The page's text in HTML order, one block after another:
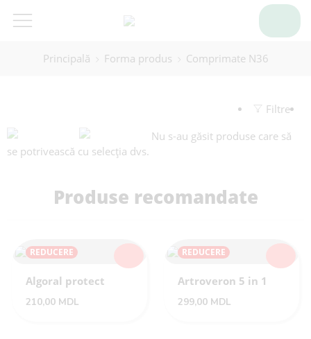
Principală Forma produs Comprimate N36
Filtre
Nu s-au găsit produse care să
se potrivească cu selecția dvs.
Produse recomandate
REDUCERE
Algoral protect
210,00 MDL
REDUCERE
Artroveron 5 in 1
299,00 MDL